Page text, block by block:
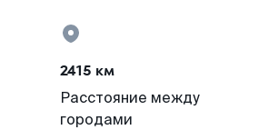
2415 км
Расстояние между
городами